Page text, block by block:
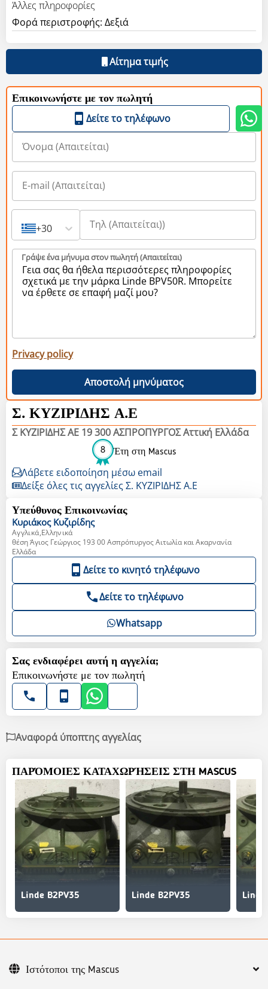
Άλλες πληροφορίες
Φορά περιστροφής: Δεξιά
Αίτημα τιμής
Επικοινωνήστε με τον πωλητή
Δείτε το τηλέφωνο
+30
Γράψε ένα μήνυμα στον πωλητή (Aπαιτείται)
Privacy policy
Αποστολή μηνύματος
Σ. ΚΥΖΙΡΙΔΗΣ Α.Ε
Σ ΚΥΖΙΡΙΔΗΣ ΑΕ 19 300 ΑΣΠΡΟΠΥΡΓΟΣ Αττική Ελλάδα
8 Έτη στη Mascus
Λάβετε ειδοποίηση μέσω email
Δείξε όλες τις αγγελίες Σ. ΚΥΖΙΡΙΔΗΣ Α.Ε
Υπεύθυνος Επικοινωνίας
Κυριάκος Κυζιρίδης
Αγγλικά,Ελληνικά
θέση Άγιος Γεώργιος 193 00 Ασπρόπυργος Αιτωλία και Ακαρνανία
Ελλάδα
Δείτε το κινητό τηλέφωνο
Δείτε το τηλέφωνο
Whatsapp
Σας ενδιαφέρει αυτή η αγγελία;
Επικοινωνήστε με τον πωλητή
Αναφορά ύποπτης αγγελίας
ΠΑΡΌΜΟΙΕΣ ΚΑΤΑΧΩΡΉΣΕΙΣ ΣΤΗ MASCUS
Linde B2PV35 Linde B2PV35 Linde
Ιστότοποι της Mascus